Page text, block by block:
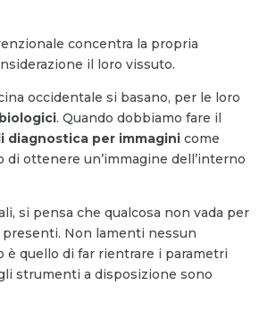
concentra la propria
il loro vissuto.
occidentale si basano, per le loro
. Quando dobbiamo fare il
diagnostica per immagini come
ottenere un’immagine dell’interno
si pensa che qualcosa non vada per
Non lamenti nessun
è quello di far rientrare i parametri
strumenti a disposizione sono